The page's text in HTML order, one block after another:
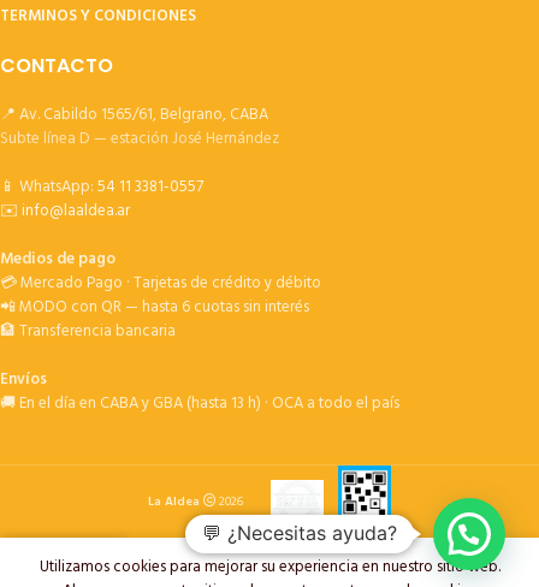
TERMINOS Y CONDICIONES
CONTACTO
📍 Av. Cabildo 1565/61, Belgrano, CABA
Subte línea D — estación José Hernández
📱 WhatsApp:54 11 3381-0557
✉️info@laaldea.ar
Medios de pago
💳 Mercado Pago · Tarjetas de crédito y débito
📲 MODO con QR — hasta 6 cuotas sin interés
🏦 Transferencia bancaria
Envíos
🚚 En el día en CABA y GBA (hasta 13 h) · OCA a todo el país
La Aldea 2026
Utilizamos cookies para mejorar su experiencia en nuestro sitio web.
💬 ¿Necesitas ayuda?